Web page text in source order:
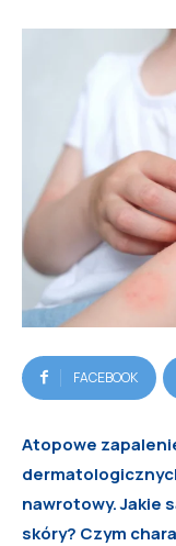
FACEBOOK
Atopowe
nawrotowy. Jakie
skóry? Czym